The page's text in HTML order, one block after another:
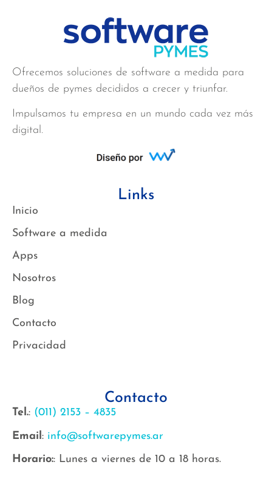
Ofrecemos soluciones de software a medida para
dueños de pymes decididos a crecer y triunfar.
Impulsamos tu empresa en un mundo cada vez más
digital.
Links
Inicio
Software a medida
Apps
Nosotros
Blog
Contacto
Privacidad
Contacto
Tel.: (011) 2153 – 4835
Email : info@softwarepymes.ar
Horario:: Lunes a viernes de 10 a 18 horas.